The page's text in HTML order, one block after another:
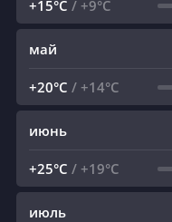
+15°C / +9°C
май
+20°C / +14°C
июнь
+25°C / +19°C
июль